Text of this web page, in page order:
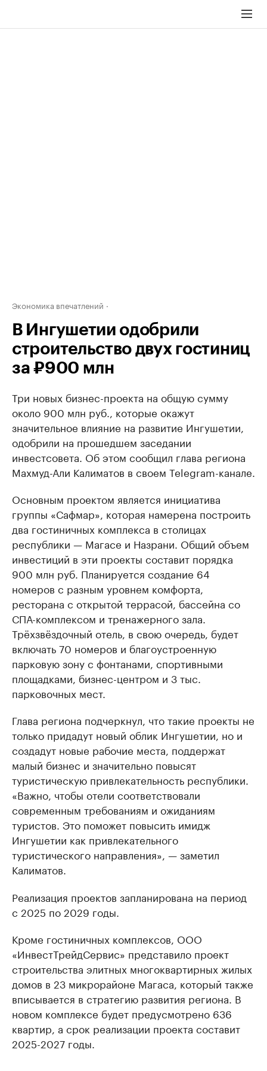
Экономика впечатлений
В Ингушетии одобрили
строительство двух гостиниц
за ₽900 млн
Три новых бизнес-проекта на общую сумму
около 900 млн руб., которые окажут
значительное влияние на развитие Ингушетии,
одобрили на прошедшем заседании
инвестсовета. Об этом сообщил глава региона
Махмуд-Али Калиматов в своем Telegram-канале.
Основным проектом является инициатива
группы «Сафмар», которая намерена построить
два гостиничных комплекса в столицах
республики — Магасе и Назрани. Общий объем
инвестиций в эти проекты составит порядка
900 млн руб. Планируется создание 64
номеров с разным уровнем комфорта,
ресторана с открытой террасой, бассейна со
СПА-комплексом и тренажерного зала.
Трёхзвёздочный отель, в свою очередь, будет
включать 70 номеров и благоустроенную
парковую зону с фонтанами, спортивными
площадками, бизнес-центром и 3 тыс.
парковочных мест.
Глава региона подчеркнул, что такие проекты не
только придадут новый облик Ингушетии, но и
создадут новые рабочие места, поддержат
малый бизнес и значительно повысят
туристическую привлекательность республики.
«Важно, чтобы отели соответствовали
современным требованиям и ожиданиям
туристов. Это поможет повысить имидж
Ингушетии как привлекательного
туристического направления», — заметил
Калиматов.
Реализация проектов запланирована на период
с 2025 по 2029 годы.
Кроме гостиничных комплексов, ООО
«ИнвестТрейдСервис» представило проект
строительства элитных многоквартирных жилых
домов в 23 микрорайоне Магаса, который также
вписывается в стратегию развития региона. В
новом комплексе будет предусмотрено 636
квартир, а срок реализации проекта составит
2025-2027 годы.